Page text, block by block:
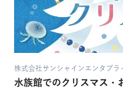
株式会社サンシャインエンタプラ
水族館でのクリスマス・